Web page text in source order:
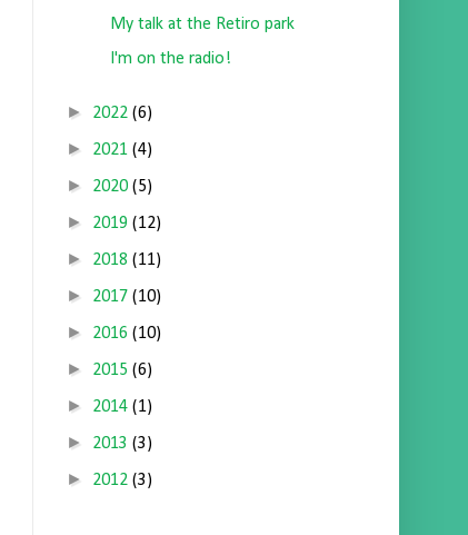
My talk at the Retiro park
I'm on the radio!
► 2022 (6)
► 2021 (4)
► 2020 (5)
► 2019 (12)
► 2018 (11)
► 2017 (10)
► 2016 (10)
► 2015 (6)
► 2014 (1)
► 2013 (3)
► 2012 (3)